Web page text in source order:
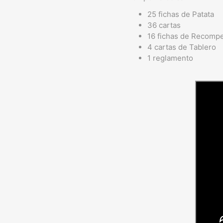
25 fichas de Patata
36 cartas
16 fichas de
4 cartas de Tablero
1 reglamento